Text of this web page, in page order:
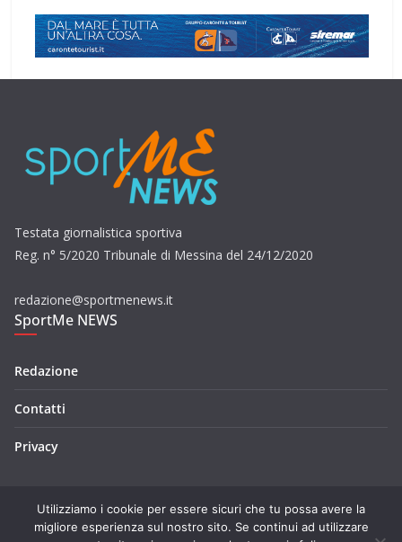
Testata giornalistica sportiva
Reg. n° 5/2020 Tribunale di Messina del 24/12/2020
redazione@sportmenews.it
SportMe NEWS
Redazione
Contatti
Privacy
Utilizziamo i cookie per essere sicuri che tu possa avere la
migliore esperienza sul nostro sito. Se continui ad utilizzare